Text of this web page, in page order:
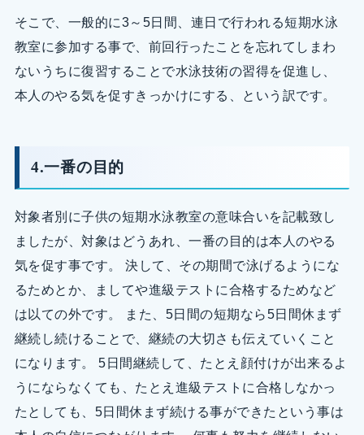
そこで、一般的に3～5日間、連日で行われる短期水泳
教室に参加する事で、前回行ったことを忘れてしまわ
ないうちに復習することで水泳技術の習得を促進し、
本人のやる気を促すきっかけにする、という訳です。
4.一番の目的
対象者別に子供の短期水泳教室の意味合いを記載致し
ましたが、対象はどうあれ、一番の目的は本人のやる
気を促す事です。 決して、その期間で泳げるようにな
るためとか、ましてや進級テストに合格するためなど
は以ての外です。 また、5日間の短期なら5日間休まず
継続し続けることで、継続の大切さも伝えていくこと
になります。 5日間継続して、たとえ顔付けが出来るよ
うにならなくても、たとえ進級テストに合格しなかっ
たとしても、5日間休まず続ける事ができたという事は